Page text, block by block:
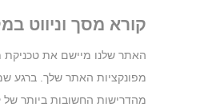
קורא מסך וניווט
מפונקציות האתר שלך. ברגע
מהדרישות החשובות ביותר של